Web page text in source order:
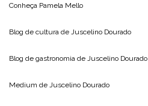
Conheça Pamela Mello
Blog de cultura de Juscelino Dourado
Blog de gastronomia de Juscelino Dourado
Medium de Juscelino Dourado